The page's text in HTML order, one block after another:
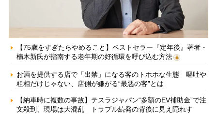
【75歳をすぎたらやめること】ベストセラー『定年後』著者・
楠木新氏が指南する老年期の好循環を呼び込む方法
お酒を提供する店で「出禁」になる客のトホホな生態 嘔吐や
粗相だけじゃない、店側が嫌がる“最悪の客”とは
【納車時に複数の事故】テスラジャパン“多額のEV補助金”で注
文殺到、現場は大混乱 トラブル続発の背後に見え隠れす